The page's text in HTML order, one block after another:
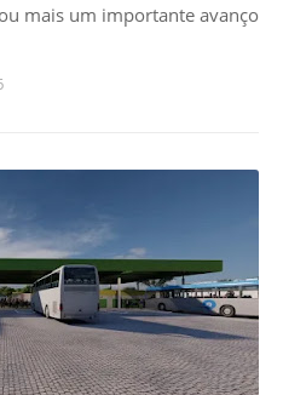
mais um importante avanço